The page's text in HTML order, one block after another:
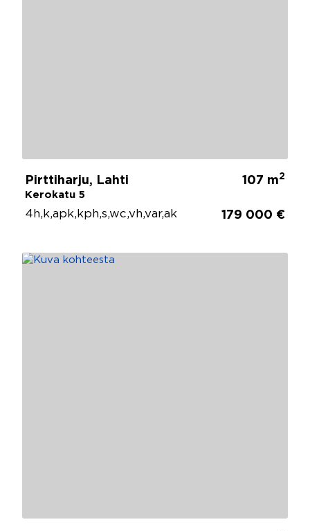
Pirttiharju, Lahti
Kerokatu 5
107 m2
4h,k,apk,kph,s,wc,vh,var,ak 179 000 €